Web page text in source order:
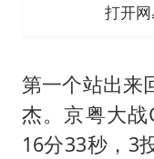
打开
第一个站出来
杰。京粤大
16分33秒，3